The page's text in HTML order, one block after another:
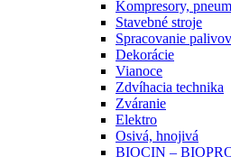
Kompresory,
Stavebné stroje
Spracovanie
Dekorácie
Vianoce
Zdvíhacia technika
Zváranie
Elektro
Osivá, hnojivá
BIOCIN –